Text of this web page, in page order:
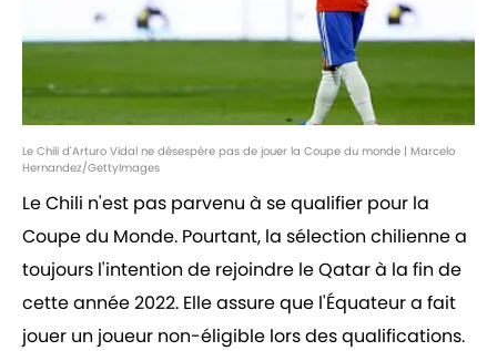
Le Chili d'Arturo Vidal ne désespère pas de jouer la Coupe du monde | Marcelo
Hernandez/GettyImages
Le Chili n'est pas parvenu à se qualifier pour la
Coupe du Monde. Pourtant, la sélection chilienne a
toujours l'intention de rejoindre le Qatar à la fin de
cette année 2022. Elle assure que l'Équateur a fait
jouer un joueur non-éligible lors des qualifications.